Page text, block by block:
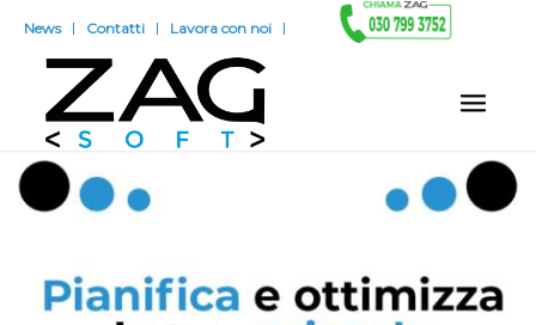
News Contatti Lavora con noi